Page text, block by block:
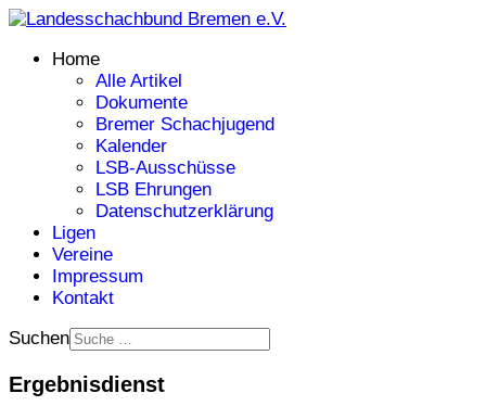
Home
Alle Artikel
Dokumente
Bremer Schachjugend
Kalender
LSB-Ausschüsse
LSB Ehrungen
Datenschutzerklärung
Ligen
Vereine
Impressum
Kontakt
Suchen
Ergebnisdienst